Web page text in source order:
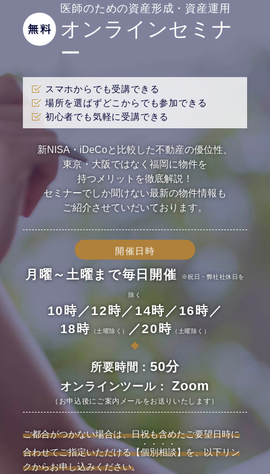
医師のための資産形成・資産運用
オンラインセミナ
ー
スマホからでも受講できる
場所を選ばずどこからでも参加できる
初心者でも気軽に受講できる
新NISA・iDeCoと比較した不動産の優位性、
東京・大阪ではなく福岡に物件を
持つメリットを徹底解説！
セミナーでしか聞けない最新の物件情報も
ご紹介させていだいております。
開催日時
月曜～土曜まで毎日開催 ※祝日・弊社社休日を
除く
10時／12時／14時／16時／
18時 （土曜除く） ／20時 （土曜除く）
所要時間：50分
オンラインツール： Zoom
（お申込後にご案内メールをお送りいたします）
ご都合がつかない場合は、日祝も含めたご要望日時に
合わせてご指定いただける【個別相談】を、以下リン
クからお申し込みください。